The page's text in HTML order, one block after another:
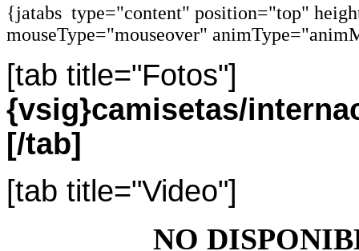
{jatabs type="content" position="top"
mouseType="mouseover"
[tab title="Fotos"]
{vsig}camisetas/
[/tab]
[tab title="Video"]
NO